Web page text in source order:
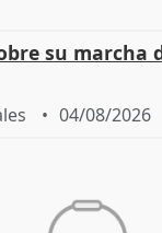
su
04/08/2026